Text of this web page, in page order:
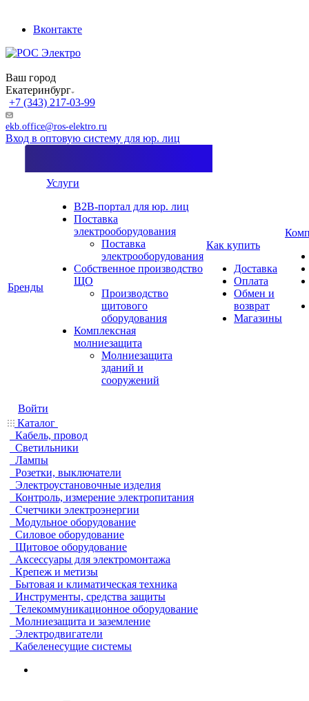
Вконтакте
Ваш город
Екатеринбург
+7 (343) 217-03-99
ekb.office@ros-elektro.ru
Вход в оптовую систему для юр. лиц
Бренды
Услуги
B2B-портал для юр. лиц
Поставка
электрооборудования
Поставка
электрооборудования
Собственное производство
ЩО
Производство
щитового
оборудования
Комплексная
молниезащита
Молниезащита
зданий и
сооружений
Как купить
Доставка
Оплата
Обмен и
возврат
Магазины
Войти
Каталог
Кабель, провод
Светильники
Лампы
Розетки, выключатели
Электроустановочные изделия
Контроль, измерение электропитания
Счетчики электроэнергии
Модульное оборудование
Силовое оборудование
Щитовое оборудование
Аксессуары для электромонтажа
Крепеж и метизы
Бытовая и климатическая техника
Инструменты, средства защиты
Телекоммуникационное оборудование
Молниезащита и заземление
Электродвигатели
Кабеленесущие системы